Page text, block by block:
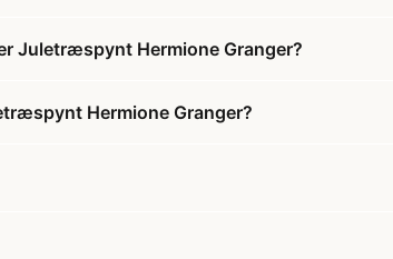
Juletræspynt Hermione Granger?
Hermione Granger?